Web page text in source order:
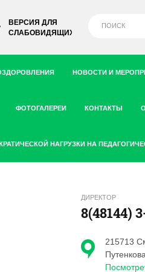
ВЕРСИЯ ДЛЯ
СЛАБОВИДЯЩИХ
НОВОСТИ И
ФОТОГАЛЕРЕИ КОНТАКТЫ
НАГРУЗКИ НА
ДИРЕКТОР
8(48144)
215713